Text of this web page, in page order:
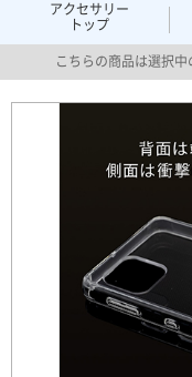
アクセサリー
トップ
こちらの商品は選択中